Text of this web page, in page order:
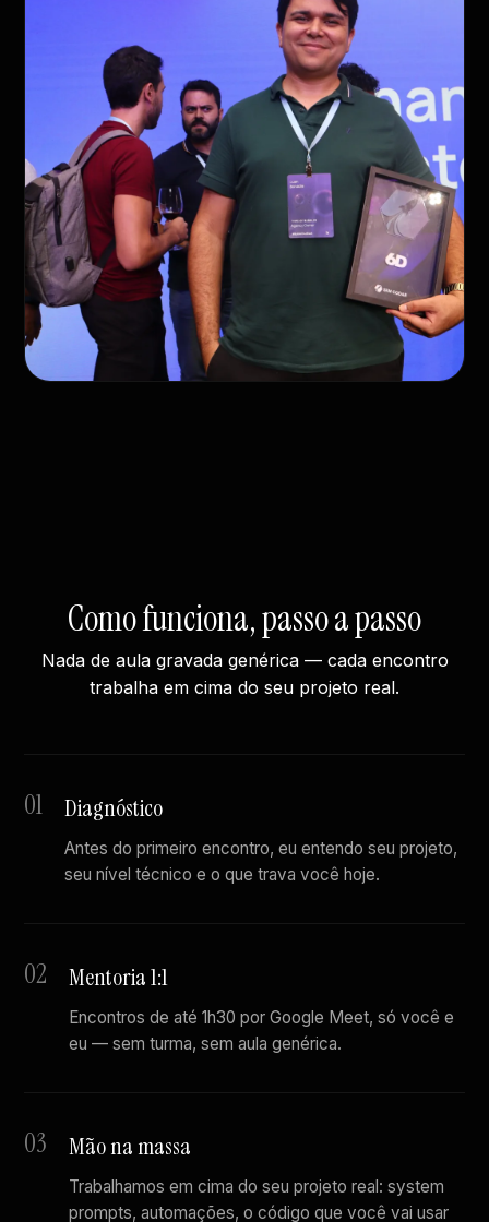
Como funciona, passo a passo
Nada de aula gravada genérica — cada encontro
trabalha em cima do seu projeto real.
01 Diagnóstico
Antes do primeiro encontro, eu entendo seu projeto,
seu nível técnico e o que trava você hoje.
02 Mentoria 1:1
Encontros de até 1h30 por Google Meet, só você e
eu — sem turma, sem aula genérica.
03 Mão na massa
Trabalhamos em cima do seu projeto real: system
prompts, automações, o código que você vai usar